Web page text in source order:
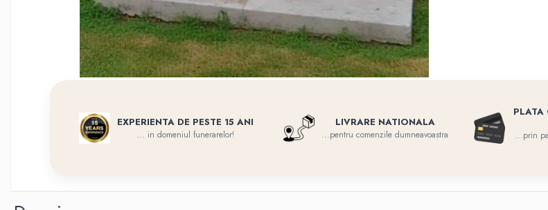
Accesorii bronz
Crucifixe din bronz
Rame poze din bronz
Ingeri din bronz
Litere din bronz
Litere din bronz
EXPERIENTA DE PESTE 15 ANI
... in domeniul funerarelor!
LIVRARE NATIONALA
...pentru comenzile dumneavoastra
PLATA
...prin